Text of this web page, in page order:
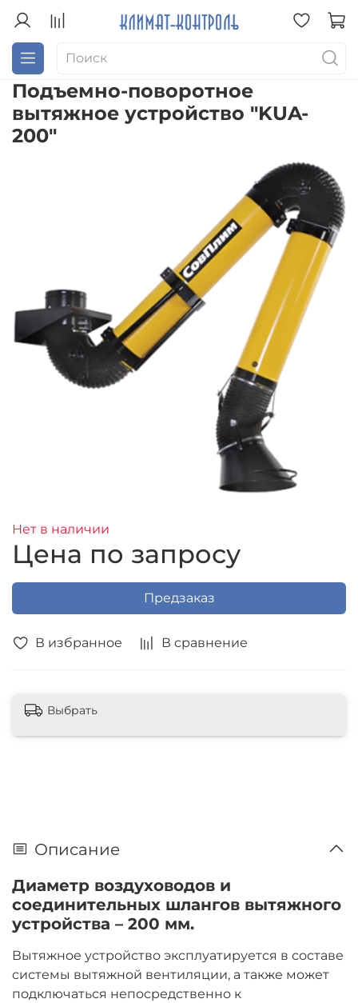
Подъемно-поворотное
вытяжное устройство "KUA-
200"
В избранное В сравнение
Нет в наличии
Цена по запросу
Предзаказ
Выбрать
Описание
Диаметр воздуховодов и
соединительных шлангов вытяжного
устройства – 200 мм.
Вытяжное устройство эксплуатируется в составе
системы вытяжной вентиляции, а также может
подключаться непосредственно к